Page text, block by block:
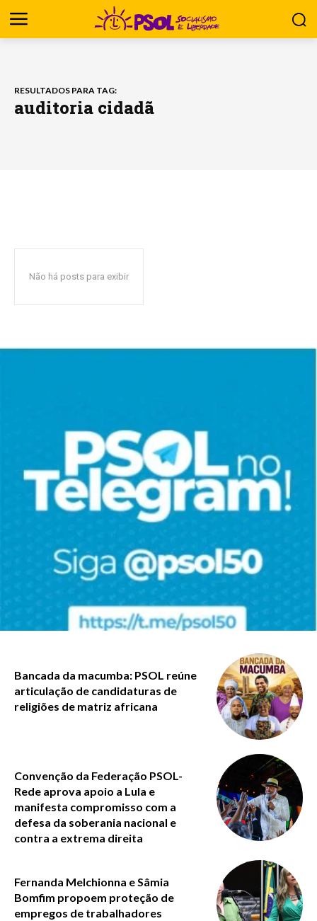
RESULTADOS PARA TAG:
auditoria cidadã
Não há posts para exibir
Bancada da macumba: PSOL reúne
articulação de candidaturas de
religiões de matriz africana
Convenção da Federação PSOL-
Rede aprova apoio a Lula e
manifesta compromisso com a
defesa da soberania nacional e
contra a extrema direita
Fernanda Melchionna e Sâmia
Bomfim propoem proteção de
empregos de trabalhadores